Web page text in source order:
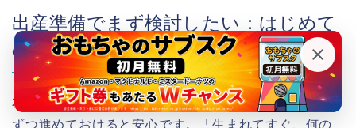
出産準備でまず検討したい：はじめて
のおもちゃコース
友達と会う時間を大切にしながら、産後の準備も少し
ずつ進めておけると安心です。「生まれてすぐ、何の